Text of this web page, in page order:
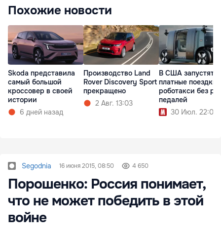
Похожие новости
Skoda представила
самый большой
кроссовер в своей
истории
6 дней назад
Производство Land
Rover Discovery Sport
прекращено
2 Авг. 13:03
В США запустят
платные поездки
роботакси без
педалей
30 Июл. 22:00
Segodnia 16 июня 2015, 08:50 4 650
Порошенко: Россия понимает,
что не может победить в этой
войне